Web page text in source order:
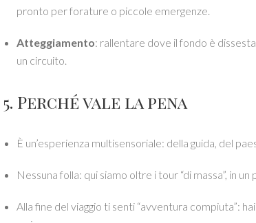
pronto per forature o piccole emergenze.
Atteggiamento: rallentare dove il fondo è
un circuito.
5. Perché vale la pena
È un’esperienza multisensoriale: della guida, del
Nessuna folla: qui siamo oltre i tour “di massa”, in
Alla fine del viaggio ti senti “avventura compiuta”: